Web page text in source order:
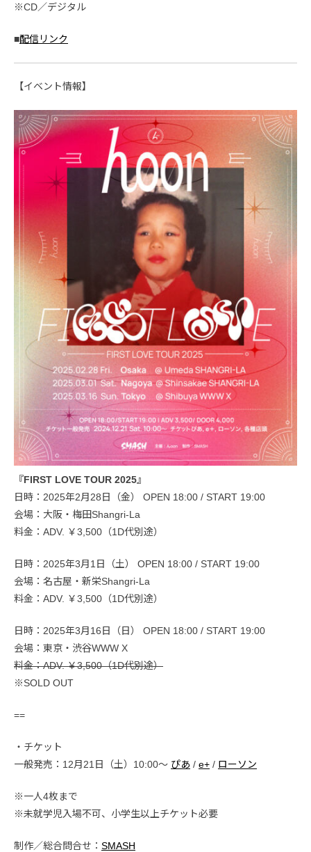
※CD／デジタル
■配信リンク
【イベント情報】
『FIRST LOVE TOUR 2025』
日時：2025年2月28日（金） OPEN 18:00 / START 19:00
会場：大阪・梅田Shangri-La
料金：ADV. ￥3,500（1D代別途）
日時：2025年3月1日（土） OPEN 18:00 / START 19:00
会場：名古屋・新栄Shangri-La
料金：ADV. ￥3,500（1D代別途）
日時：2025年3月16日（日） OPEN 18:00 / START 19:00
会場：東京・渋谷WWW X
料金：ADV. ￥3,500（1D代別途）
※SOLD OUT
==
・チケット
一般発売：12月21日（土）10:00〜 ぴあ / e+ / ローソン
※一人4枚まで
※未就学児入場不可、小学生以上チケット必要
制作／総合問合せ： SMASH